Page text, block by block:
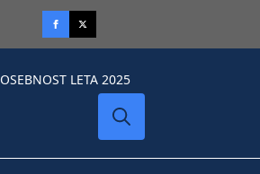
OSEBNOST LETA 2025